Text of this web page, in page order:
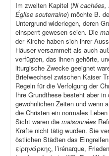
Im zweiten Kapitel (Ni cachées,
Église souterraine) möchte B.
Untergrund widerlegen, deren
einsperrt gewesen seien. Die
der Kirche haben sich ihrer
Häuser versammelt als auch
verfügten, das ihnen gehörte,
liturgische Zwecke geeignet
Briefwechsel zwischen Kaiser
Regeln für die Verfolgung der
Ihre Grundthese besteht aber
gewöhnlichen Zeiten und wenn
die Christen ein normales
Sicht waren die maisonnées
Kräfte nicht tätig wurden. Sie
östlichen Städten das
εἰρηνάρκης, l’irénarque,